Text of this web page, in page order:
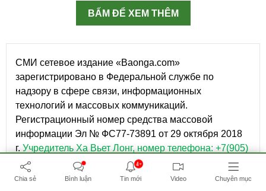
BẤM ĐỂ XEM THÊM
СМИ сетевое издание «Baonga.com»
зарегистрировано в Федеральной службе по
надзору в сфере связи, информационных
технологий и массовых коммуникаций.
Регистрационный номер средства массовой
информации Эл № ФС77-73891 от 29 октября 2018
г. Учредитель Ха Вьет Лонг, номер телефона: +7(905)
238 89 99.
Главный редактор: Чан Тхи Тху Ха: Адрес
электронной почты: info@baonga.com; Номер
Chia sẻ Bình luận
4+
Tin mới Video Chuyên mục